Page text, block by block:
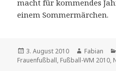
macht für kommendes
einem Sommermärchen.
Veröffentlicht
am
3. August 2010 Autor
Fabian
Frauenfußball, Fußball-WM 2010,